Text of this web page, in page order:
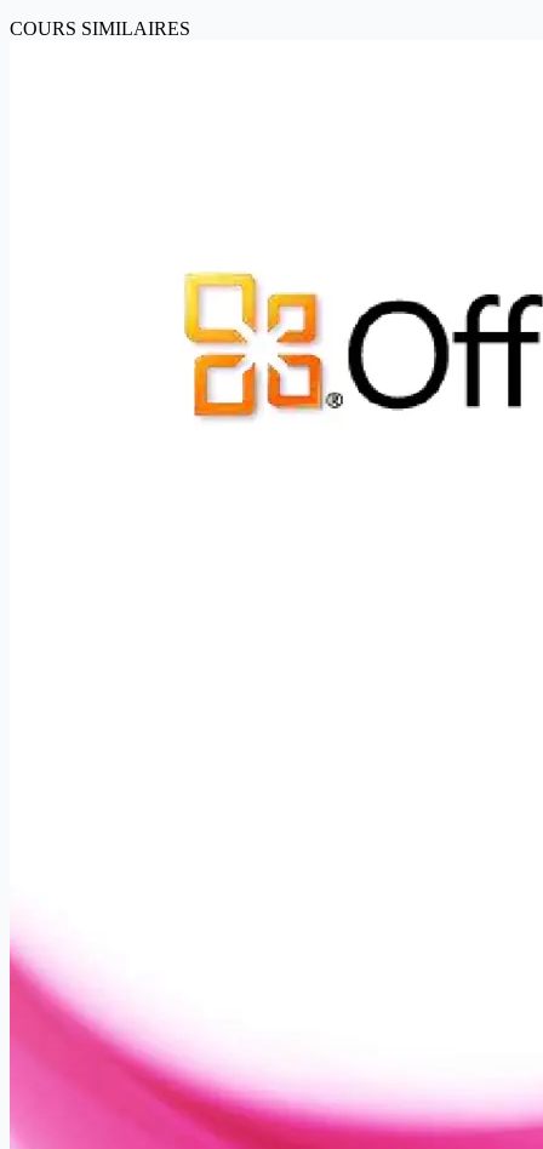
COURS SIMILAIRES